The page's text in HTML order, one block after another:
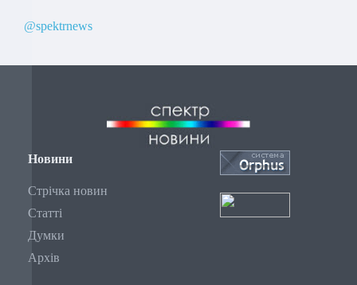
@spektrnews
Новини
Стрічка новин
Статті
Думки
Архів